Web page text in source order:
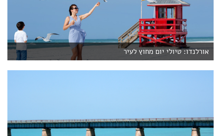
אורלנדו: טיולי יום מחוץ לעיר